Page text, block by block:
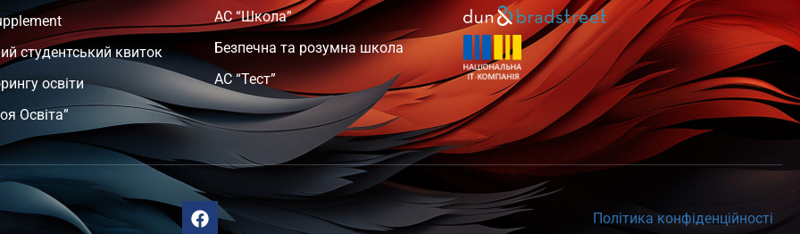
студентський квиток
освіти
Освіта”
АС “Школа”
Безпечна та розумна школа
АС “Тест”
Політика конфіденційності